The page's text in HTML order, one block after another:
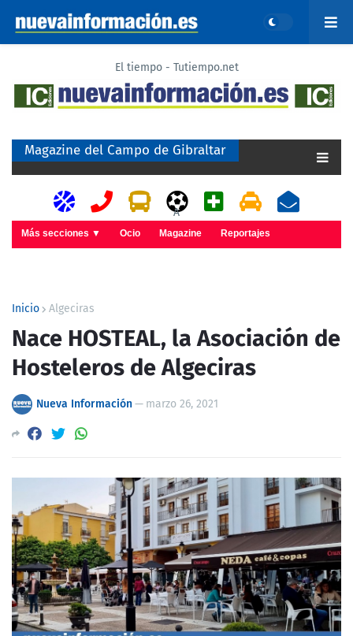
El tiempo - Tutiempo.net
Magazine del Campo de Gibraltar
A
Más secciones ▼ Ocio Magazine Reportajes
Inicio Algeciras
Nace HOSTEAL, la Asociación de
Hosteleros de Algeciras
Nueva Información— marzo 26, 2021